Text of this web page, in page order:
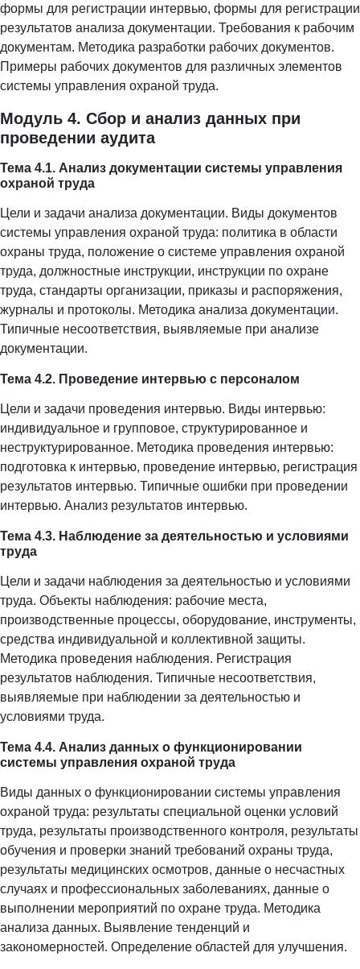
формы для регистрации интервью, формы для регистрации
результатов анализа документации. Требования к рабочим
документам. Методика разработки рабочих документов.
Примеры рабочих документов для различных элементов
системы управления охраной труда.
Модуль 4. Сбор и анализ данных при
проведении аудита
Тема 4.1. Анализ документации системы управления
охраной труда
Цели и задачи анализа документации. Виды документов
системы управления охраной труда: политика в области
охраны труда, положение о системе управления охраной
труда, должностные инструкции, инструкции по охране
труда, стандарты организации, приказы и распоряжения,
журналы и протоколы. Методика анализа документации.
Типичные несоответствия, выявляемые при анализе
документации.
Тема 4.2. Проведение интервью с персоналом
Цели и задачи проведения интервью. Виды интервью:
индивидуальное и групповое, структурированное и
неструктурированное. Методика проведения интервью:
подготовка к интервью, проведение интервью, регистрация
результатов интервью. Типичные ошибки при проведении
интервью. Анализ результатов интервью.
Тема 4.3. Наблюдение за деятельностью и условиями
труда
Цели и задачи наблюдения за деятельностью и условиями
труда. Объекты наблюдения: рабочие места,
производственные процессы, оборудование, инструменты,
средства индивидуальной и коллективной защиты.
Методика проведения наблюдения. Регистрация
результатов наблюдения. Типичные несоответствия,
выявляемые при наблюдении за деятельностью и
условиями труда.
Тема 4.4. Анализ данных о функционировании
системы управления охраной труда
Виды данных о функционировании системы управления
охраной труда: результаты специальной оценки условий
труда, результаты производственного контроля, результаты
обучения и проверки знаний требований охраны труда,
результаты медицинских осмотров, данные о несчастных
случаях и профессиональных заболеваниях, данные о
выполнении мероприятий по охране труда. Методика
анализа данных. Выявление тенденций и
закономерностей. Определение областей для улучшения.